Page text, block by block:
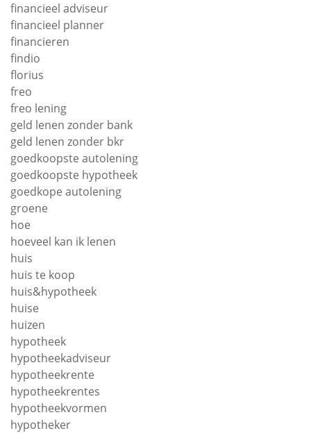
financieel adviseur
financieel planner
financieren
findio
florius
freo
freo lening
geld lenen zonder bank
geld lenen zonder bkr
goedkoopste autolening
goedkoopste hypotheek
goedkope autolening
groene
hoe
hoeveel kan ik lenen
huis
huis te koop
huis&hypotheek
huise
huizen
hypotheek
hypotheekadviseur
hypotheekrente
hypotheekrentes
hypotheekvormen
hypotheker